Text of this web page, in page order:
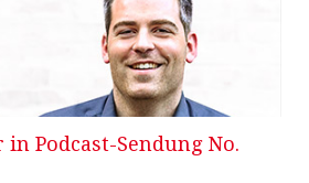
Podcast-Sendung No.